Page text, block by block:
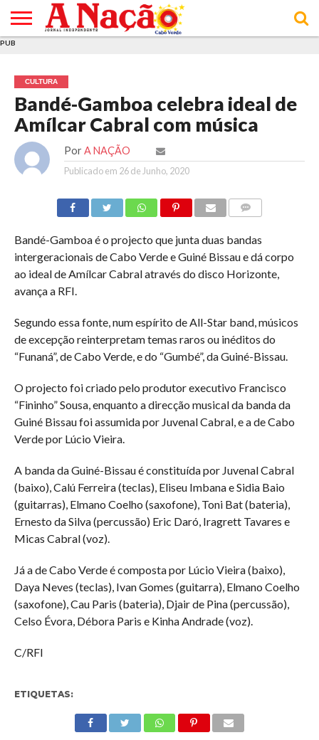
E DE
COOKIES
DE
UTILIZAÇÃO
PUB
CULTURA
Bandé-Gamboa celebra ideal de
Amílcar Cabral com música
Por A NAÇÃO
Publicado em 26 de Junho, 2020
Bandé-Gamboa é o projecto que junta duas bandas
intergeracionais de Cabo Verde e Guiné Bissau e dá corpo
ao ideal de Amílcar Cabral através do disco Horizonte,
avança a RFI.
Segundo essa fonte, num espírito de All-Star band, músicos
de excepção reinterpretam temas raros ou inéditos do
“Funaná”, de Cabo Verde, e do “Gumbé”, da Guiné-Bissau.
O projecto foi criado pelo produtor executivo Francisco
“Fininho” Sousa, enquanto a direcção musical da banda da
Guiné Bissau foi assumida por Juvenal Cabral, e a de Cabo
Verde por Lúcio Vieira.
A banda da Guiné-Bissau é constituída por Juvenal Cabral
(baixo), Calú Ferreira (teclas), Eliseu Imbana e Sidia Baio
(guitarras), Elmano Coelho (saxofone), Toni Bat (bateria),
Ernesto da Silva (percussão) Eric Daró, Iragrett Tavares e
Micas Cabral (voz).
Já a de Cabo Verde é composta por Lúcio Vieira (baixo),
Daya Neves (teclas), Ivan Gomes (guitarra), Elmano Coelho
(saxofone), Cau Paris (bateria), Djair de Pina (percussão),
Celso Évora, Débora Paris e Kinha Andrade (voz).
C/RFI
ETIQUETAS: